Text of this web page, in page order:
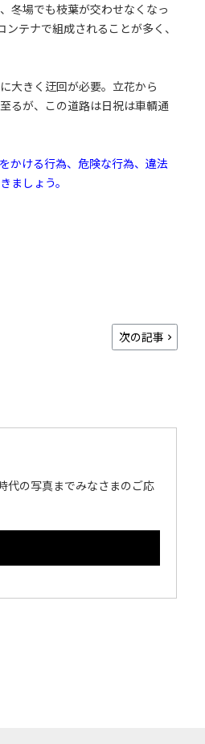
冬場でも枝葉が交わせなくなっ
テナで組成されることが多く、
大きく迂回が必要。立花から
るが、この道路は日祝は車輌通
かける行為、危険な行為、違法
ましょう。
次の記事
代の写真までみなさまのご応